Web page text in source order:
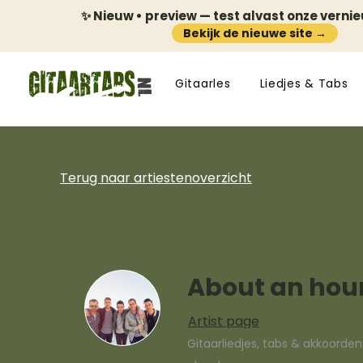
✨ Nieuw • preview — test alvast onze
Bekijk de nieuwe site →
Gitaarles Liedjes & Tabs
Terug naar artiestenoverzicht
About an
Artist page
Gitaarliedjes, tabs &